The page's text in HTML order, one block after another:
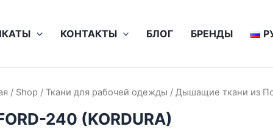
КОНТАКТЫ БЛОГ БРЕНДЫ
/ Shop /Ткани для рабочей одежды /Дышащие ткани из
240 (KORDURA)